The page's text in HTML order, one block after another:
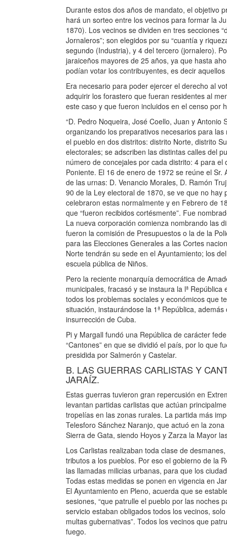
Durante estos dos años de mandato, el objetivo
hará un sorteo entre los vecinos para formar la
1870). Los vecinos se dividen en tres secciones
Jornaleros”; son elegidos por su “cuantía y
segundo (Industria), y 4 del tercero (jornalero).
jaraiceños mayores de 25 años, ya que hasta
podían votar los contribuyentes, es decir
Era necesario para poder ejercer el derecho al
adquirir los forastero que fueran residentes al
este caso y que fueron incluidos en el censo por
“D. Pedro Noqueira, José Coello, Juan y
organizando los preparativos necesarios para
el pueblo en dos distritos: distrito Norte, distrito
electorales; se adscriben las distintas calles del
número de concejales por cada distrito: 4 para
Poniente. El 16 de enero de 1972 se reúne el
de las urnas: D. Venancio Morales, D. Ramón
90 de la Ley electoral de 1870, se ve que no hay
celebraron estas normalmente y en Febrero de
que “fueron recibidos cortésmente”. Fue
La nueva corporación comienza nombrando las
fueron la comisión de Presupuestos o la de la
para las Elecciones Generales a las Cortes
Norte tendrán su sede en el Ayuntamiento; los
escuela pública de Niños.
Pero la reciente monarquía democrática de
municipales, fracasó y se instaura la lª
todos los problemas sociales y económicos que
situación, instaurándose la 1ª República,
insurrección de Cuba.
Pi y Margall fundó una República de carácter
“Cantones” en que se dividió el país, por lo que
presidida por Salmerón y Castelar.
B. LAS GUERRAS CARLISTAS Y
JARAÍZ.
Estas guerras tuvieron gran repercusión en
levantan partidas carlistas que actúan
tropelías en las zonas rurales. La partida más
Telesforo Sánchez Naranjo, que actuó en la
Sierra de Gata, siendo Hoyos y Zarza la Mayor
Los Carlistas realizaban toda clase de
tributos a los pueblos. Por eso el gobierno de la
las llamadas milicias urbanas, para que los
Todas estas medidas se ponen en vigencia en
El Ayuntamiento en Pleno, acuerda que se
sesiones, “que patrulle el pueblo por las noches
servicio estaban obligados todos los vecinos,
multas gubernativas”. Todos los vecinos que
fuego.